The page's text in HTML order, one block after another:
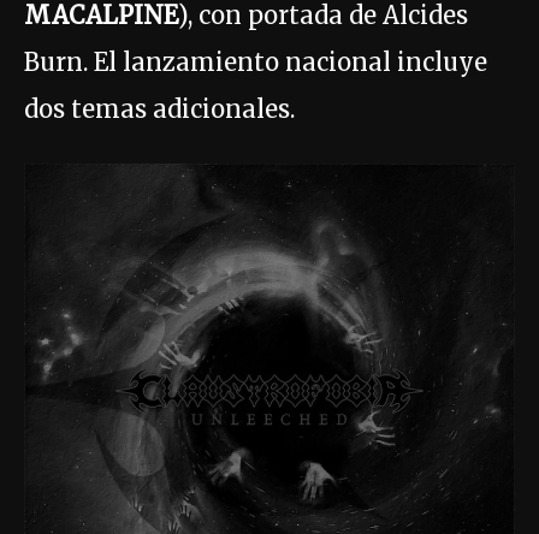
MACALPINE), con portada de Alcides
Burn. El lanzamiento nacional incluye
dos temas adicionales.